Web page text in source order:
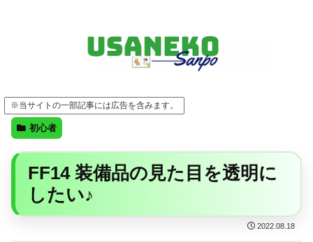
※当サイトの一部記事には広告を含みます。
初心者
FF14 装備品の見た目を透明に
したい♪
2022.08.18